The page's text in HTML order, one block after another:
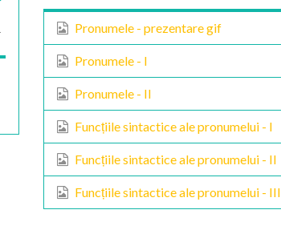
Pronumele - prezentare gif
Pronumele - I
Pronumele - II
Funcțiile sintactice ale pronumelui - I
Funcțiile sintactice ale pronumelui - II
Funcțiile sintactice ale pronumelui - III